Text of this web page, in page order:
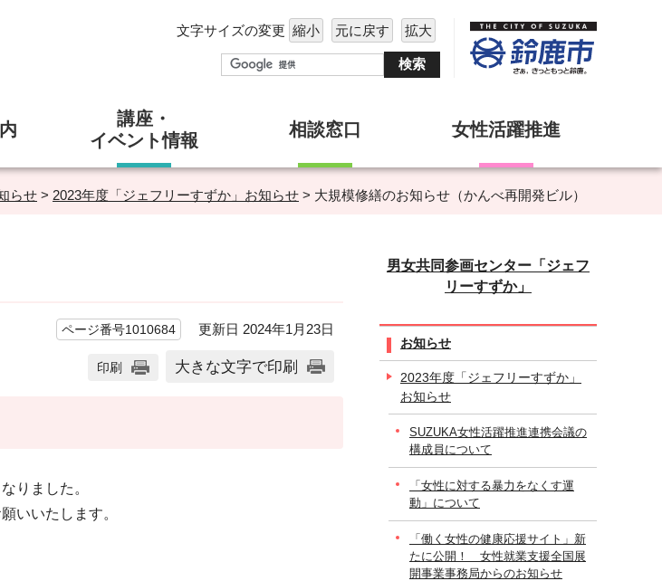
文字サイズの変更 縮小 元に戻す 拡大
講座・
イベント情報
相談窓口 女性活躍推進
らせ > 2023年度「ジェフリーすずか」お知らせ > 大規模修繕のお知らせ（かんべ再開発ビル）
ページ番号1010684 更新日 2024年1月23日
印刷 大きな文字で印刷
りました。
いいたします。
男女共同参画センター「ジェフ
リーすずか」
お知らせ
2023年度「ジェフリーすずか」
お知らせ
SUZUKA女性活躍推進連携会議の
構成員について
「女性に対する暴力をなくす運
動」について
「働く女性の健康応援サイト」新
たに公開！ 女性就業支援全国展
開事業事務局からのお知らせ